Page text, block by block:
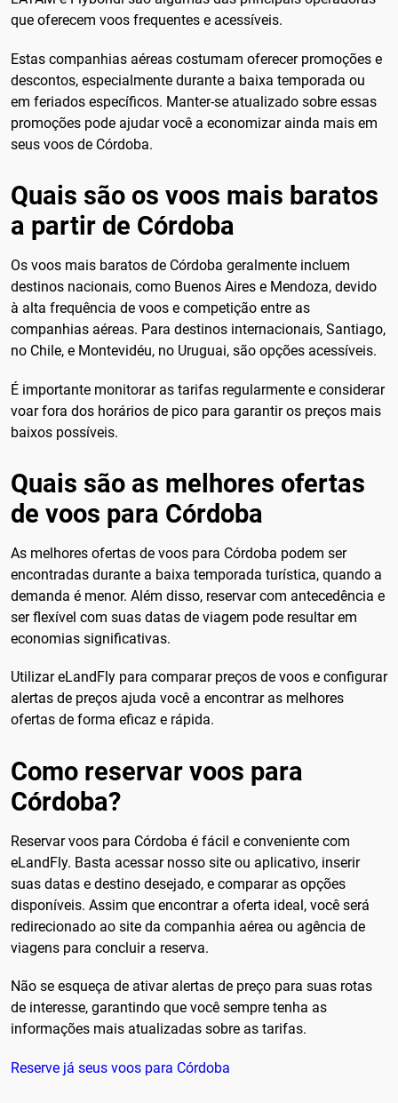
que oferecem voos frequentes e acessíveis.
Estas companhias aéreas costumam oferecer promoções e
descontos, especialmente durante a baixa temporada ou
em feriados específicos. Manter-se atualizado sobre essas
promoções pode ajudar você a economizar ainda mais em
seus voos de Córdoba.
Quais são os voos mais baratos
a partir de Córdoba
Os voos mais baratos de Córdoba geralmente incluem
destinos nacionais, como Buenos Aires e Mendoza, devido
à alta frequência de voos e competição entre as
companhias aéreas. Para destinos internacionais, Santiago,
no Chile, e Montevidéu, no Uruguai, são opções acessíveis.
É importante monitorar as tarifas regularmente e considerar
voar fora dos horários de pico para garantir os preços mais
baixos possíveis.
Quais são as melhores ofertas
de voos para Córdoba
As melhores ofertas de voos para Córdoba podem ser
encontradas durante a baixa temporada turística, quando a
demanda é menor. Além disso, reservar com antecedência e
ser flexível com suas datas de viagem pode resultar em
economias significativas.
Utilizar eLandFly para comparar preços de voos e configurar
alertas de preços ajuda você a encontrar as melhores
ofertas de forma eficaz e rápida.
Como reservar voos para
Córdoba?
Reservar voos para Córdoba é fácil e conveniente com
eLandFly. Basta acessar nosso site ou aplicativo, inserir
suas datas e destino desejado, e comparar as opções
disponíveis. Assim que encontrar a oferta ideal, você será
redirecionado ao site da companhia aérea ou agência de
viagens para concluir a reserva.
Não se esqueça de ativar alertas de preço para suas rotas
de interesse, garantindo que você sempre tenha as
informações mais atualizadas sobre as tarifas.
Reserve já seus voos para Córdoba